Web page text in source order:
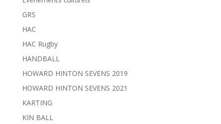
GRS
HAC
HAC Rugby
HANDBALL
HOWARD HINTON SEVENS 2019
HOWARD HINTON SEVENS 2021
KARTING
KIN BALL